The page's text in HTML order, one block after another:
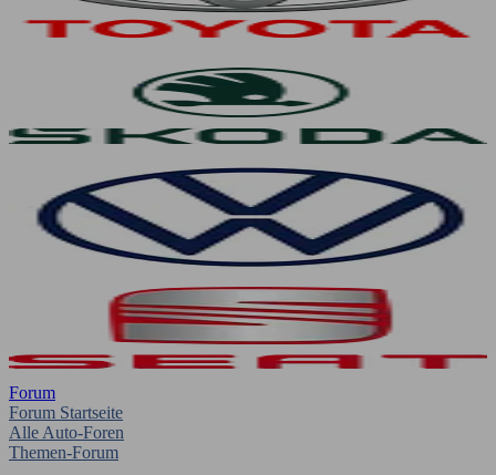
Forum
Forum Startseite
Alle Auto-Foren
Themen-Forum